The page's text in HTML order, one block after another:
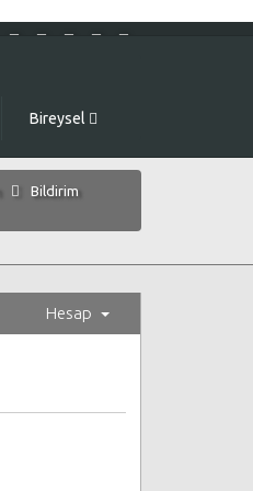
Bireysel
Bildirim
Hesap